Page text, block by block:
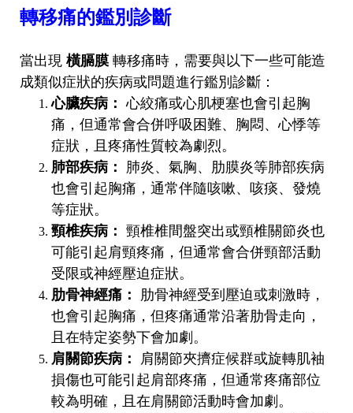
轉移痛的鑑別診斷
當出現橫膈膜 轉移痛時，需要與以下一些可能造
成類似症狀的疾病或問題進行鑑別診斷：
心臟疾病： 心絞痛或心肌梗塞也會引起胸
痛，但通常會合併呼吸困難、胸悶、心悸等
症狀，且疼痛性質較為劇烈。
肺部疾病：
肺炎、氣胸、肋膜炎等肺部疾病
也會引起胸痛，通常伴隨咳嗽、咳痰、發燒
等症狀。
頸椎疾病： 頸椎椎間盤突出或頸椎關節炎也
可能引起肩頸疼痛，但通常會合併頸部活動
受限或神經壓迫症狀。
肋骨神經痛：
肋骨神經受到壓迫或刺激時，
也會引起胸痛，但疼痛通常沿著肋骨走向，
且在特定姿勢下會加劇。
肩關節疾病：
肩關節夾擠症候群或旋轉肌袖
損傷也可能引起肩部疼痛，但通常疼痛部位
較為明確，且在肩關節活動時會加劇。